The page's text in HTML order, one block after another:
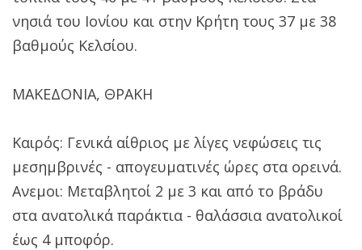
νησιά του Ιονίου και στην Κρήτη τους 37 με 38
βαθμούς Κελσίου.
ΜΑΚΕΔΟΝΙΑ, ΘΡΑΚΗ
Καιρός: Γενικά αίθριος με λίγες νεφώσεις τις
μεσημβρινές - απογευματινές ώρες στα ορεινά.
Ανεμοι: Μεταβλητοί 2 με 3 και από το βράδυ
στα ανατολικά παράκτια - θαλάσσια ανατολικοί
έως 4 μποφόρ.